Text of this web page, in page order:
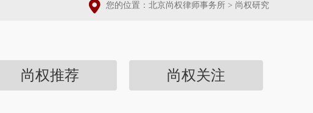
您的位置： 北京尚权律师事务所 > 尚权研究
尚权推荐 尚权关注